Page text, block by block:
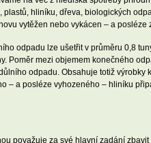
plastů, hliníku, dřeva, biologických
vytěžen nebo vykácen – a
odpadu lze ušetřit v průměru 0,8
Poměr mezi objemem konečného
odpadu. Obsahuje totiž
– a posléze vyhozeného – hliníku
považuje za své hlavní zadání